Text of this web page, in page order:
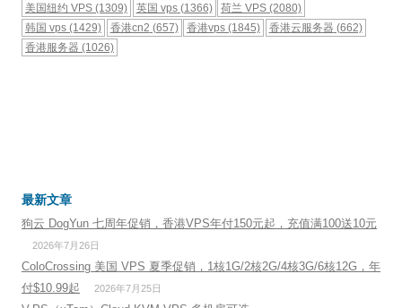
美国纽约 VPS (1309) 英国 vps(1366) 荷兰 VPS (2080)
韩国 vps (1429) 香港cn2 (657) 香港vps (1845) 香港云服务器 (662)
香港服务器 (1026)
最新文章
狗云 DogYun 七周年促销，香港VPS年付150元起，充值满100送10元
2026年7月26日
ColoCrossing 美国 VPS 夏季促销，1核1G/2核2G/4核3G/6核12G，年
付$10.99起
2026年7月25日